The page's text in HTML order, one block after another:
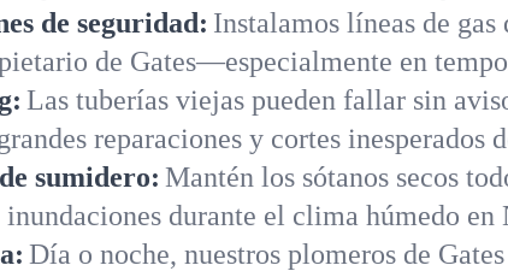
de seguridad: Instalamos líneas de
de Gates—especialmente en
Las tuberías viejas pueden fallar sin
reparaciones y cortes inesperados
sumidero: Mantén los sótanos secos
durante el clima húmedo en
Día o noche, nuestros plomeros de